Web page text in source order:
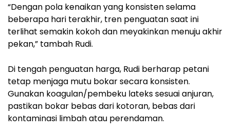
“Dengan pola kenaikan yang konsisten selama
beberapa hari terakhir, tren penguatan saat ini
terlihat semakin kokoh dan meyakinkan menuju akhir
pekan,” tambah Rudi.
Di tengah penguatan harga, Rudi berharap petani
tetap menjaga mutu bokar secara konsisten.
Gunakan koagulan/pembeku lateks sesuai anjuran,
pastikan bokar bebas dari kotoran, bebas dari
kontaminasi limbah atau perendaman.